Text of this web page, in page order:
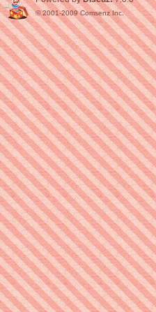
© 2001-2009Comsenz Inc.